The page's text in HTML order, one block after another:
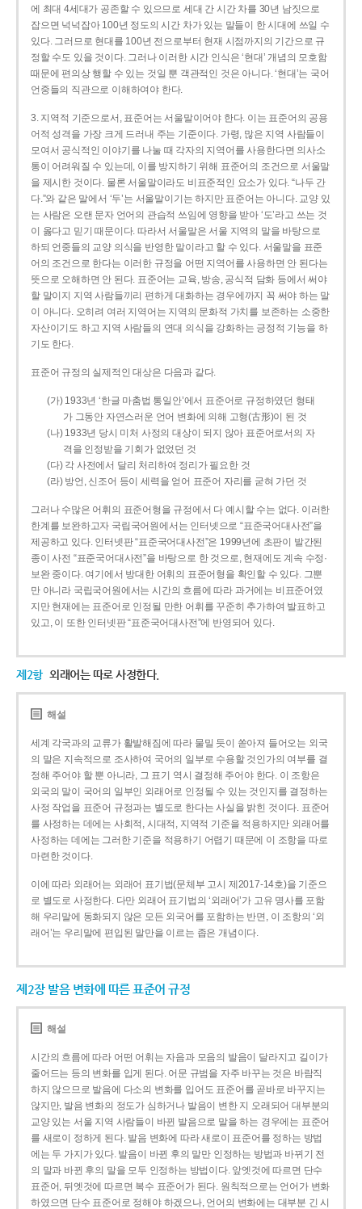
에 최대 4세대가 공존할 수 있으므로 세대 간 시간 차를 30년 남짓으로
잡으면 넉넉잡아 100년 정도의 시간 차가 있는 말들이 한 시대에 쓰일 수
있다. 그러므로 현대를 100년 전으로부터 현재 시점까지의 기간으로 규
정할 수도 있을 것이다. 그러나 이러한 시간 인식은 ‘현대’ 개념의 모호함
때문에 편의상 행할 수 있는 것일 뿐 객관적인 것은 아니다. ‘현대’는 국어
언중들의 직관으로 이해하여야 한다.
3. 지역적 기준으로서, 표준어는 서울말이어야 한다. 이는 표준어의 공용
어적 성격을 가장 크게 드러내 주는 기준이다. 가령, 많은 지역 사람들이
모여서 공식적인 이야기를 나눌 때 각자의 지역어를 사용한다면 의사소
통이 어려워질 수 있는데, 이를 방지하기 위해 표준어의 조건으로 서울말
을 제시한 것이다. 물론 서울말이라도 비표준적인 요소가 있다. “나두 간
다.”와 같은 말에서 ‘두’는 서울말이기는 하지만 표준어는 아니다. 교양 있
는 사람은 오랜 문자 언어의 관습적 쓰임에 영향을 받아 ‘도’라고 쓰는 것
이 옳다고 믿기 때문이다. 따라서 서울말은 서울 지역의 말을 바탕으로
하되 언중들의 교양 의식을 반영한 말이라고 할 수 있다. 서울말을 표준
어의 조건으로 한다는 이러한 규정을 어떤 지역어를 사용하면 안 된다는
뜻으로 오해하면 안 된다. 표준어는 교육, 방송, 공식적 담화 등에서 써야
할 말이지 지역 사람들끼리 편하게 대화하는 경우에까지 꼭 써야 하는 말
이 아니다. 오히려 여러 지역어는 지역의 문화적 가치를 보존하는 소중한
자산이기도 하고 지역 사람들의 연대 의식을 강화하는 긍정적 기능을 하
기도 한다.
표준어 규정의 실제적인 대상은 다음과 같다.
(가) 1933년 ‘한글 마춤법 통일안’에서 표준어로 규정하였던 형태
가 그동안 자연스러운 언어 변화에 의해 고형(古形)이 된 것
(나) 1933년 당시 미처 사정의 대상이 되지 않아 표준어로서의 자
격을 인정받을 기회가 없었던 것
(다) 각 사전에서 달리 처리하여 정리가 필요한 것
(라) 방언, 신조어 등이 세력을 얻어 표준어 자리를 굳혀 가던 것
그러나 수많은 어휘의 표준어형을 규정에서 다 예시할 수는 없다. 이러한
한계를 보완하고자 국립국어원에서는 인터넷으로 “표준국어대사전”을
제공하고 있다. 인터넷판 “표준국어대사전”은 1999년에 초판이 발간된
종이 사전 “표준국어대사전”을 바탕으로 한 것으로, 현재에도 계속 수정·
보완 중이다. 여기에서 방대한 어휘의 표준어형을 확인할 수 있다. 그뿐
만 아니라 국립국어원에서는 시간의 흐름에 따라 과거에는 비표준어였
지만 현재에는 표준어로 인정될 만한 어휘를 꾸준히 추가하여 발표하고
있고, 이 또한 인터넷판 “표준국어대사전”에 반영되어 있다.
제2항 외래어는 따로 사정한다.
해설
세계 각국과의 교류가 활발해짐에 따라 물밀 듯이 쏟아져 들어오는 외국
의 말은 지속적으로 조사하여 국어의 일부로 수용할 것인가의 여부를 결
정해 주어야 할 뿐 아니라, 그 표기 역시 결정해 주어야 한다. 이 조항은
외국의 말이 국어의 일부인 외래어로 인정될 수 있는 것인지를 결정하는
사정 작업을 표준어 규정과는 별도로 한다는 사실을 밝힌 것이다. 표준어
를 사정하는 데에는 사회적, 시대적, 지역적 기준을 적용하지만 외래어를
사정하는 데에는 그러한 기준을 적용하기 어렵기 때문에 이 조항을 따로
마련한 것이다.
이에 따라 외래어는 외래어 표기법(문체부 고시 제2017-14호)을 기준으
로 별도로 사정한다. 다만 외래어 표기법의 ‘외래어’가 고유 명사를 포함
해 우리말에 동화되지 않은 모든 외국어를 포함하는 반면, 이 조항의 ‘외
래어’는 우리말에 편입된 말만을 이르는 좁은 개념이다.
제2장 발음 변화에 따른 표준어 규정
해설
시간의 흐름에 따라 어떤 어휘는 자음과 모음의 발음이 달라지고 길이가
줄어드는 등의 변화를 입게 된다. 어문 규범을 자주 바꾸는 것은 바람직
하지 않으므로 발음에 다소의 변화를 입어도 표준어를 곧바로 바꾸지는
않지만, 발음 변화의 정도가 심하거나 발음이 변한 지 오래되어 대부분의
교양 있는 서울 지역 사람들이 바뀐 발음으로 말을 하는 경우에는 표준어
를 새로이 정하게 된다. 발음 변화에 따라 새로이 표준어를 정하는 방법
에는 두 가지가 있다. 발음이 바뀐 후의 말만 인정하는 방법과 바뀌기 전
의 말과 바뀐 후의 말을 모두 인정하는 방법이다. 앞엣것에 따르면 단수
표준어, 뒤엣것에 따르면 복수 표준어가 된다. 원칙적으로는 언어가 변화
하였으면 단수 표준어로 정해야 하겠으나, 언어의 변화에는 대부분 긴 시